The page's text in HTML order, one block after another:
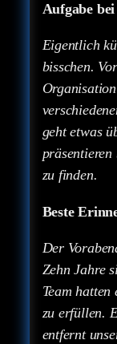
Aufgabe bei
Eigentlich
bisschen.
geht etwas
zu finden.
Beste
Der
Zehn Jahre
Team
zu erfüllen.
entfernt